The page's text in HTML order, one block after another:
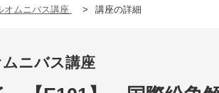
オムニバス講座 > 講座の詳細
ニバス講座